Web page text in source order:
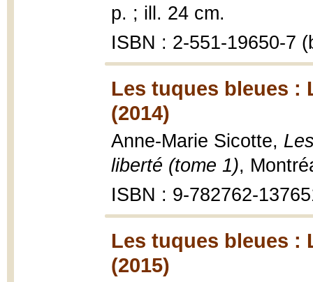
p. ; ill. 24 cm.
ISBN : 2-551-19650-7
Les tuques bleues :
(2014)
Anne-Marie Sicotte,
liberté (tome 1),
ISBN : 9-782762-
Les tuques bleues :
(2015)